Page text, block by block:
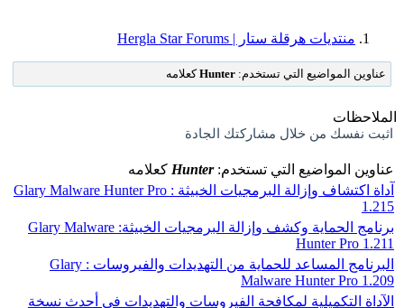
منتديات هرقلة ستار | Hergla Star Forums
عناوين المواضيع التي تستخدم: Hunterكعلامه
الملاحظات
اثبت نفسك من خلال مشاركتك الجادة
عناوين المواضيع التي تستخدم:Hunter كعلامه
آداة اكتشاف وإزالة البرمجيات الخبيثة : Glary Malware Hunter Pro
1.215
برنامج الحماية وكشف وإزالة البرمجيات الخبيثة: Glary Malware
Hunter Pro 1.211
البرنامج المساعد للحماية من التهديدات والفيروسات : Glary
Malware Hunter Pro 1.209
الآداة التكميلية لمكافحة الفيروسات والتهديدات في أحدث نسخة